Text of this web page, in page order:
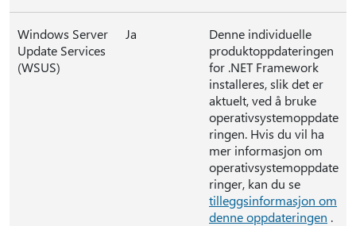
Windows Server
Update Services
(WSUS)
Ja
Denne individuelle
produktoppdateringen
for .NET Framework
installeres, slik det er
aktuelt, ved å bruke
operativsystemoppdate
ringen. Hvis du vil ha
mer informasjon om
operativsystemoppdate
ringer, kan du se
tilleggsinformasjon om
denne oppdateringen .